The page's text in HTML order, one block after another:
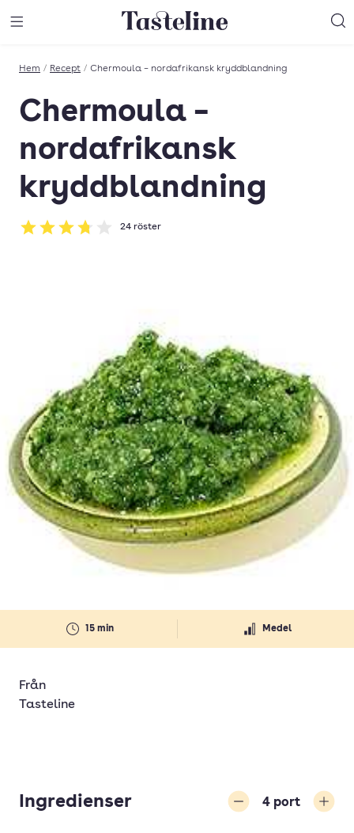
Till Tastelines startsida
Hem / Recept / Chermoula – nordafrikansk kryddblandning
Chermoula –
nordafrikansk
kryddblandning
Betyg: 3.75 av 5
24 röster
15 min Medel
Från
Tasteline
Ingredienser 4 port